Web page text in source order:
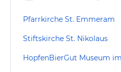
Pfarrkirche St. Emmeram
Stiftskirche St. Nikolaus